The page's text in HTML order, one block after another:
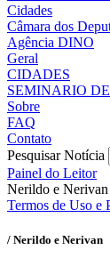
Cidades
Câmara dos
Agência DINO
Geral
CIDADES
SEMINARIO
Sobre
FAQ
Contato
Pesquisar Notícia
Painel do Leitor
Nerildo e Nerivan
Termos de Uso e
/ Nerildo e Nerivan